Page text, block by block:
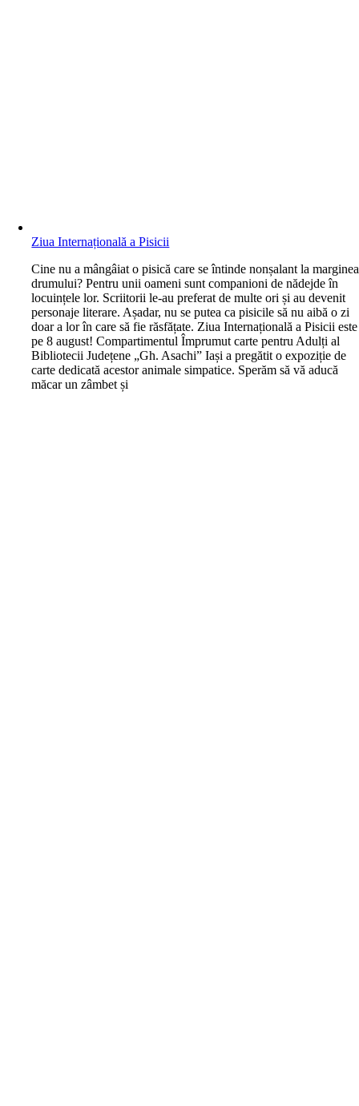
Ziua Internațională a Pisicii
Cine nu a mângâiat o pisică care se întinde nonșalant la marginea
drumului? Pentru unii oameni sunt companioni de nădejde în
locuințele lor. Scriitorii le-au preferat de multe ori și au devenit
personaje literare. Așadar, nu se putea ca pisicile să nu aibă o zi
doar a lor în care să fie răsfățate. Ziua Internațională a Pisicii este
pe 8 august! Compartimentul Împrumut carte pentru Adulți al
Bibliotecii Județene „Gh. Asachi” Iași a pregătit o expoziție de
carte dedicată acestor animale simpatice. Sperăm să vă aducă
măcar un zâmbet și